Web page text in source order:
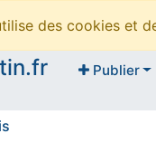
des cookies et
Publier